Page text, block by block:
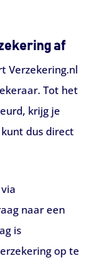
af
Verzekering.nl
Tot het
krijg je
dus direct
naar een
is
op te